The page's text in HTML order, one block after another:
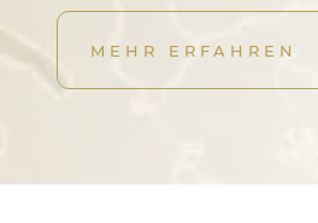
MEHR ERFAHREN